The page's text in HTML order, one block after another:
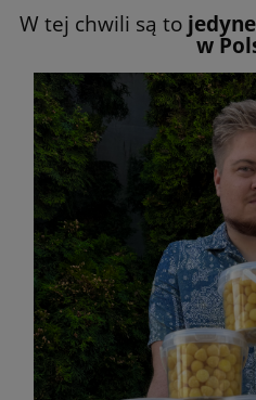
W tej chwili są to
w